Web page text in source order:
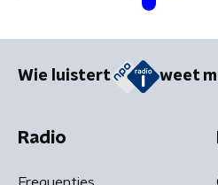
Wie luistert weet
Radio
Frequenties